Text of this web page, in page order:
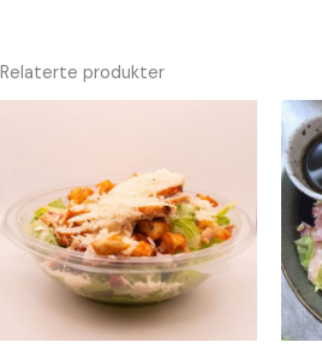
Relaterte produkter